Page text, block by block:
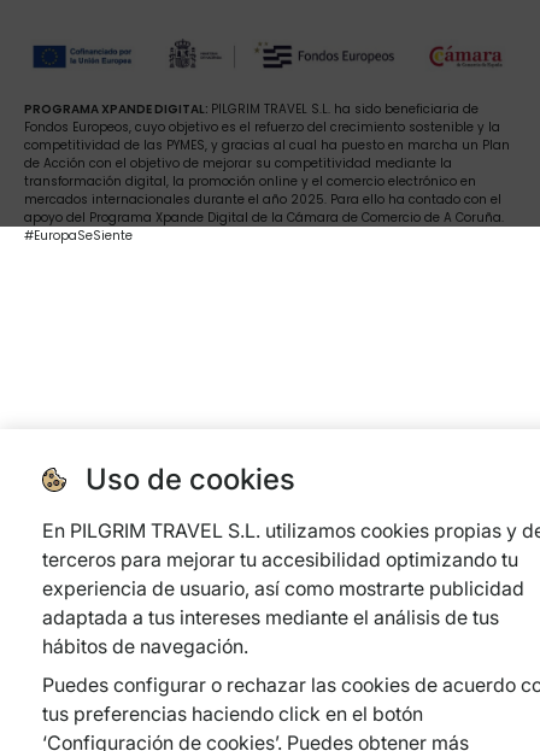
PROGRAMA XPANDE DIGITAL: PILGRIM TRAVEL S.L. ha sido beneficiaria de
Fondos Europeos, cuyo objetivo es el refuerzo del crecimiento sostenible y la
competitividad de las PYMES, y gracias al cual ha puesto en marcha un Plan
de Acción con el objetivo de mejorar su competitividad mediante la
transformación digital, la promoción online y el comercio electrónico en
mercados internacionales durante el año 2025. Para ello ha contado con el
apoyo del Programa Xpande Digital de la Cámara de Comercio de A Coruña.
#EuropaSeSiente
Uso de cookies
En PILGRIM TRAVEL S.L. utilizamos cookies propias y
terceros para mejorar tu accesibilidad optimizando tu
experiencia de usuario, así como mostrarte publicidad
adaptada a tus intereses mediante el análisis de tus
hábitos de navegación.
Puedes configurar o rechazar las cookies de acuerdo
tus preferencias haciendo click en el botón
‘Configuración de cookies’. Puedes obtener más